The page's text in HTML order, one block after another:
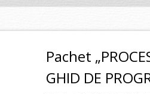
Pachet
GHID DE